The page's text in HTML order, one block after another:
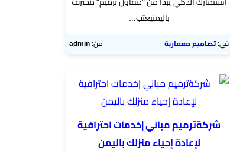
باليمن​يعتب...
في:تصاميم معمارية من:admin
شركةترميم مباني |خدمات احترافية
لإعادة إحياء منزلك باليمن